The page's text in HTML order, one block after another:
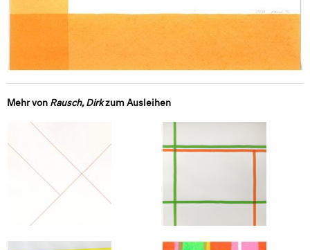
Mehr vonRausch, Dirkzum Ausleihen